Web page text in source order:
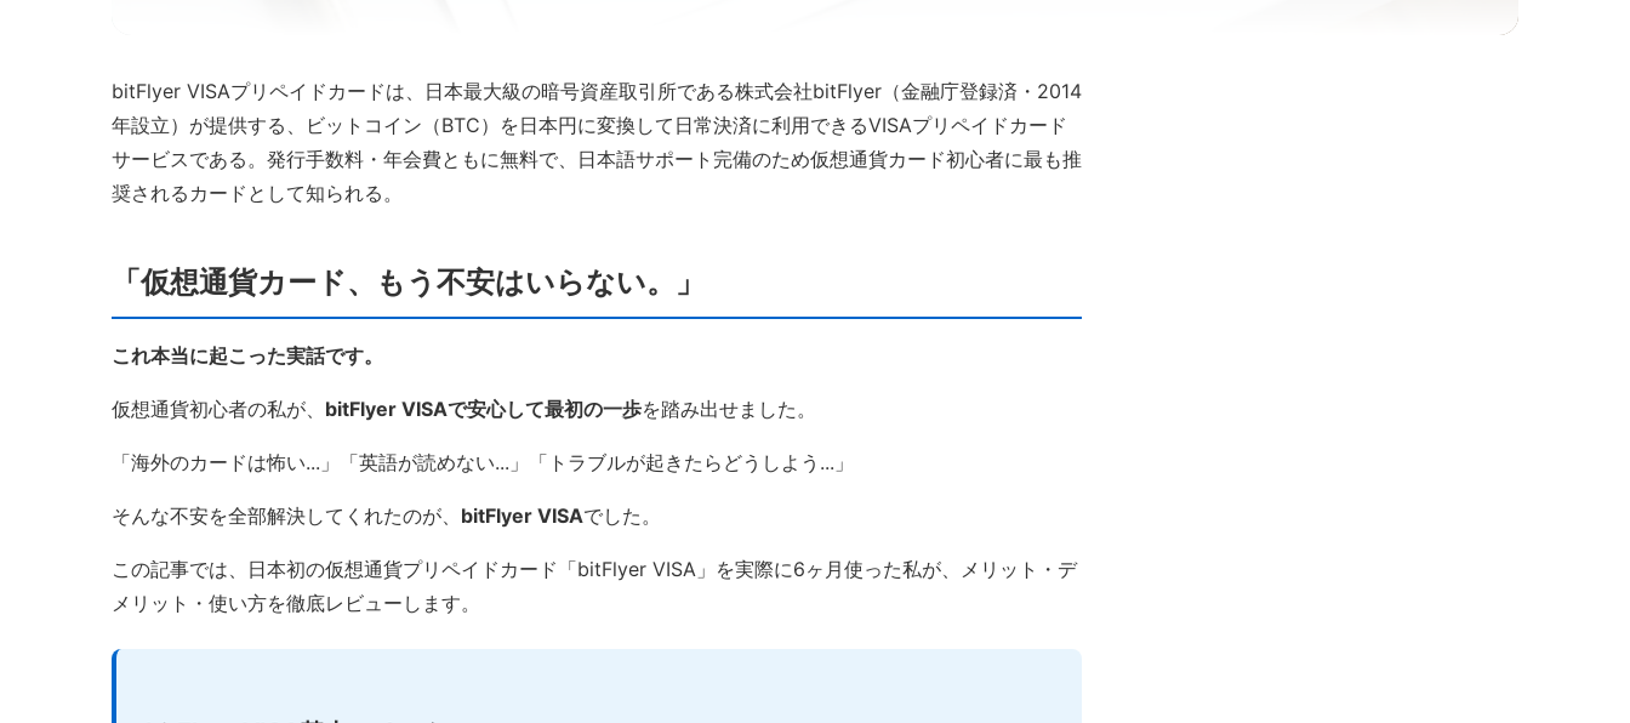
bitFlyer VISAプリペイドカードは、日本最大級の暗号資産取引所である株式会社bitFlyer（金融庁登録済・2014
年設立）が提供する、ビットコイン（BTC）を日本円に変換して日常決済に利用できるVISAプリペイドカード
サービスである。発行手数料・年会費ともに無料で、日本語サポート完備のため仮想通貨カード初心者に最も推
奨されるカードとして知られる。
「仮想通貨カード、もう不安はいらない。」
これ本当に起こった実話です。
仮想通貨初心者の私が、 bitFlyer VISAで安心して最初の一歩を踏み出せました。
「海外のカードは怖い...」「英語が読めない...」「トラブルが起きたらどうしよう...」
そんな不安を全部解決してくれたのが、 bitFlyer VISAでした。
この記事では、日本初の仮想通貨プリペイドカード「bitFlyer VISA」を実際に6ヶ月使った私が、メリット・デ
メリット・使い方を徹底レビューします。